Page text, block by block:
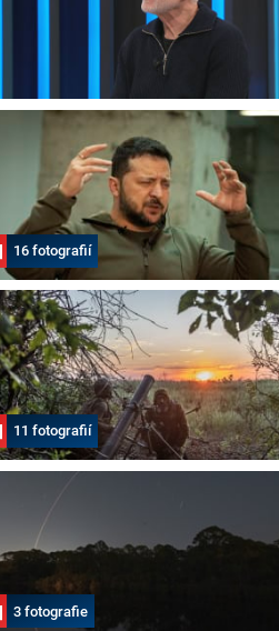
16 fotografií
11 fotografií
3 fotografie